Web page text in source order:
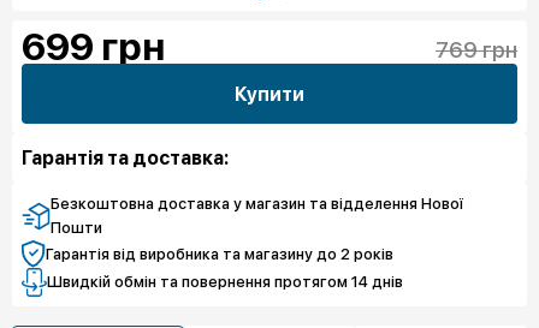
699 грн 769 грн
Купити
Гарантія та доставка:
Безкоштовна доставка у магазин та відделення Нової
Пошти
Гарантія від виробника та магазину до 2 років
Швидкій обмін та повернення протягом 14 днів